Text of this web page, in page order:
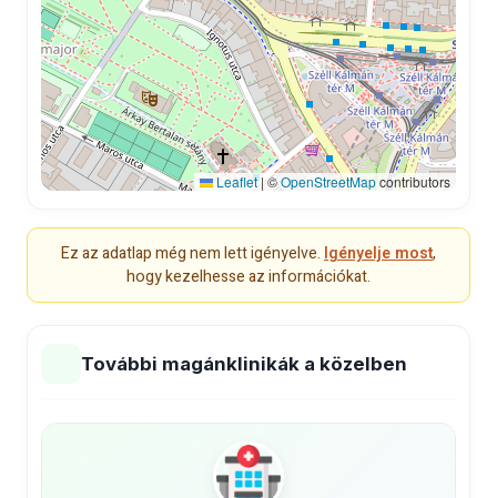
Leaflet |©OpenStreetMapcontributors
Ez az adatlap még nem lett igényelve. Igényelje most,
hogy kezelhesse az információkat.
További magánklinikák a közelben